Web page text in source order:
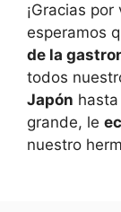
¡Gracias
esperamos
de la
todos
Japón
grande, le
nuestro